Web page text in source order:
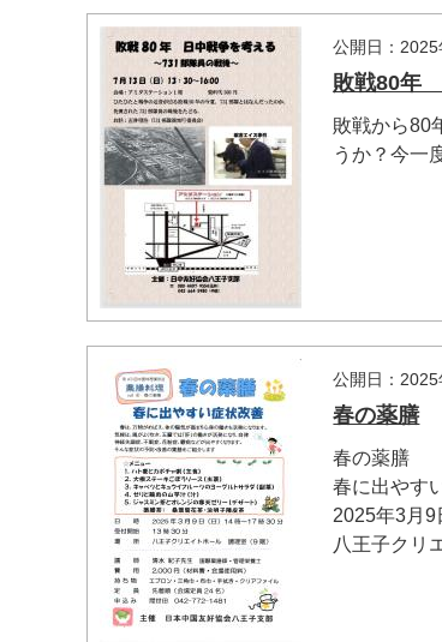
公開日：
敗戦80年
敗戦から80
うか？今一
公開日：
春の薬膳
春の薬膳
春に出やす
2025年3月9
八王子クリ